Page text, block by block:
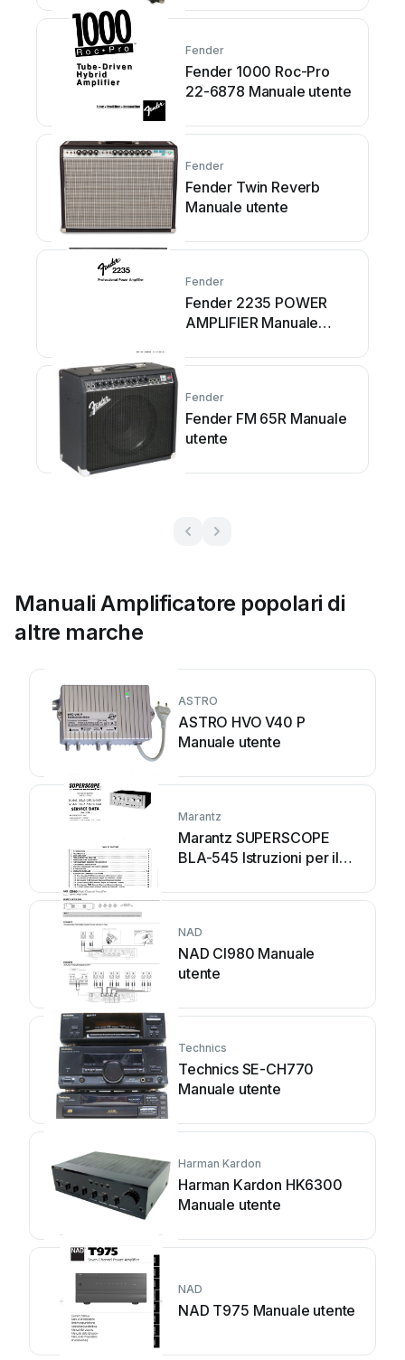
Fender
Fender 1000 Roc-Pro
22-6878 Manuale utente
Fender
Fender Twin Reverb
Manuale utente
Fender
Fender 2235 POWER
AMPLIFIER Manuale
Fender
Fender FM 65R Manuale
utente
Manuali Amplificatore popolari di
altre marche
ASTRO
ASTRO HVO V40 P
Manuale utente
Marantz
Marantz SUPERSCOPE
BLA-545 Istruzioni per il
NAD
NAD CI980 Manuale
utente
Technics
Technics SE-CH770
Manuale utente
Harman Kardon
Harman Kardon HK6300
Manuale utente
NAD
NAD T975 Manuale utente